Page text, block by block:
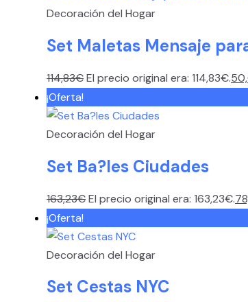
Decoración del Hogar
Set Maletas Mensaje
114,83€El precio original era: 114,83€.
¡Oferta!
Decoración del Hogar
Set Ba?les Ciudades
163,23€El precio original era: 163,23€.
¡Oferta!
Decoración del Hogar
Set Cestas NYC